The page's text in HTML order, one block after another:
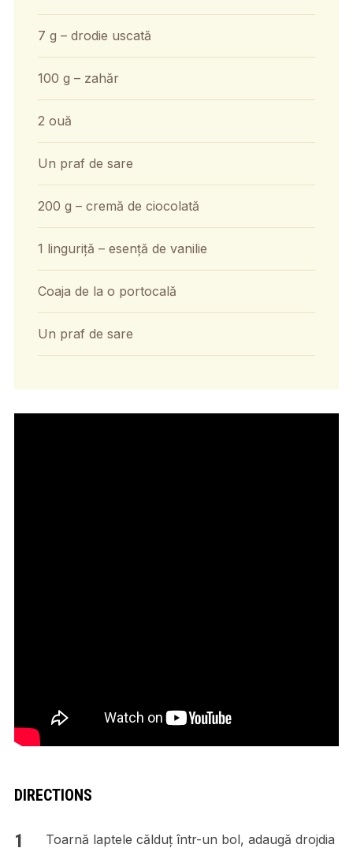
7 g – drodie uscată
100 g – zahăr
2 ouă
Un praf de sare
200 g – cremă de ciocolată
1 linguriță – esență de vanilie
Coaja de la o portocală
Un praf de sare
DIRECTIONS
Toarnă laptele călduț într-un bol, adaugă drojdia